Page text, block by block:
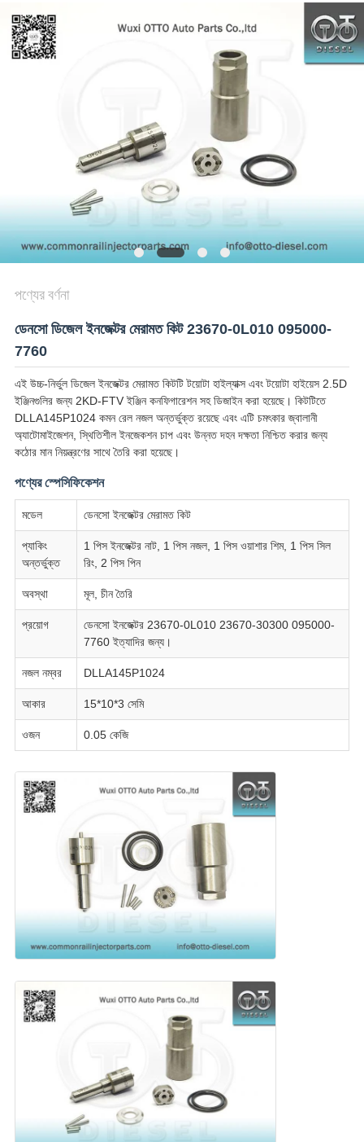
PRIVACY
POLICY
পণ্যের বর্ণনা
ডেনসো ডিজেল ইনজেক্টর মেরামত কিট 23670-0L010 095000-
7760
এই উচ্চ-নির্ভুল ডিজেল ইনজেক্টর মেরামত কিটটি টয়োটা হাইল্যাক্স এবং টয়োটা হাইয়েস 2.5D
ইঞ্জিনগুলির জন্য 2KD-FTV ইঞ্জিন কনফিগারেশন সহ ডিজাইন করা হয়েছে। কিটটিতে
DLLA145P1024 কমন রেল নজল অন্তর্ভুক্ত রয়েছে এবং এটি চমৎকার জ্বালানী
অ্যাটোমাইজেশন, স্থিতিশীল ইনজেকশন চাপ এবং উন্নত দহন দক্ষতা নিশ্চিত করার জন্য
কঠোর মান নিয়ন্ত্রণের সাথে তৈরি করা হয়েছে।
পণ্যের স্পেসিফিকেশন
মডেল ডেনসো ইনজেক্টর মেরামত কিট
প্যাকিং
অন্তর্ভুক্ত
1 পিস ইনজেক্টর নাট, 1 পিস নজল, 1 পিস ওয়াশার শিম, 1 পিস সিল
রিং, 2 পিস পিন
অবস্থা মূল, চীন তৈরি
প্রয়োগ
ডেনসো ইনজেক্টর 23670-0L010 23670-30300 095000-
7760 ইত্যাদির জন্য।
নজল নম্বর DLLA145P1024
আকার 15*10*3 সেমি
ওজন 0.05 কেজি